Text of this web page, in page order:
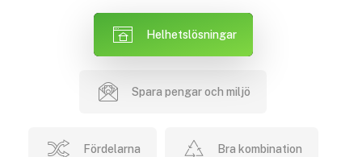
Helhetslösningar
Spara pengar och miljö
Fördelarna Bra kombination